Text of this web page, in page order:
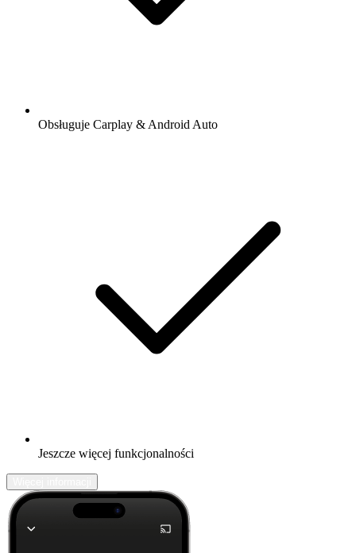
Obsługuje Carplay & Android Auto
Jeszcze więcej funkcjonalności